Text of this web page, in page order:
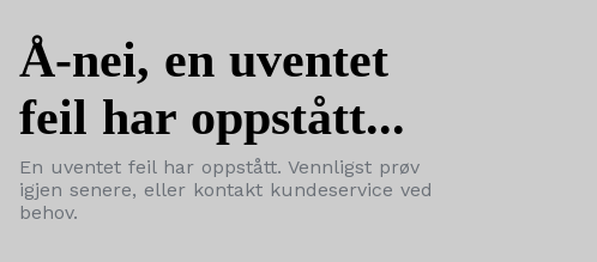
Å-nei, en uventet
feil har oppstått...
En uventet feil har oppstått. Vennligst prøv
igjen senere, eller kontakt kundeservice ved
behov.